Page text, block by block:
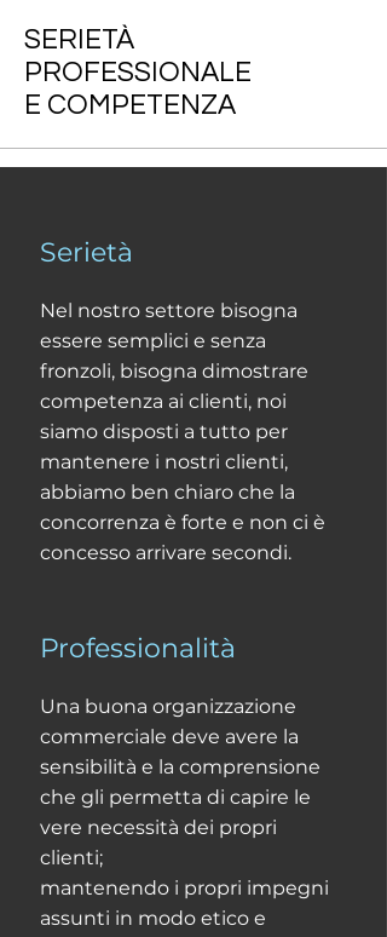
SERIETÀ
PROFESSIONALE
E COMPETENZA
Serietà
Nel nostro settore bisogna
essere semplici e senza
fronzoli, bisogna dimostrare
competenza ai clienti, noi
siamo disposti a tutto per
mantenere i nostri clienti,
abbiamo ben chiaro che la
concorrenza è forte e non ci è
concesso arrivare secondi.
Professionalità
Una buona organizzazione
commerciale deve avere la
sensibilità e la comprensione
che gli permetta di capire le
vere necessità dei propri
clienti;
mantenendo i propri impegni
assunti in modo etico e